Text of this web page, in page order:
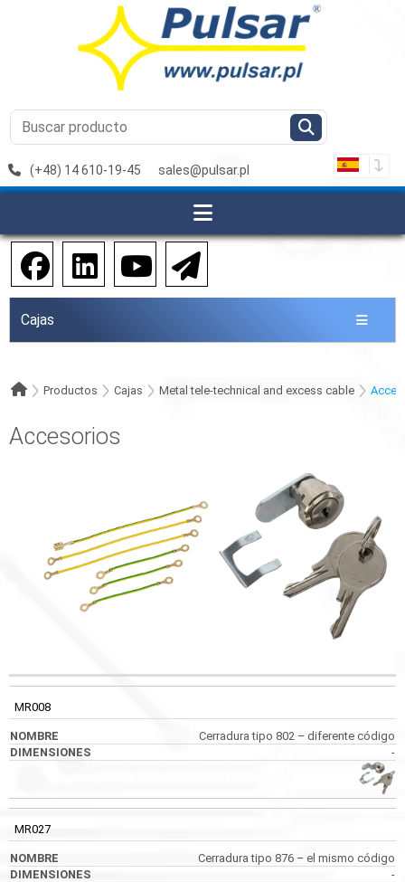
(+48) 14 610-19-45 sales@pulsar.pl
Cajas
Productos Cajas Metal tele-technical and excess cable
Accesorios
CÓDIGO NOMBRE DIMENSIONES IMÁGENES
MR008
Cerradura tipo 802 – diferente código
-
MR027
Cerradura tipo 876 – el mismo código
-